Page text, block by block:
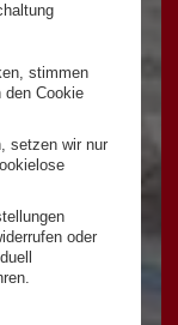
stimmen
Cookie
setzen wir nur
oder